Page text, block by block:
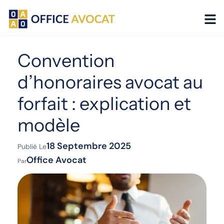
Convention
d’honoraires avocat au
forfait : explication et
modèle
Publié Le18 Septembre 2025
ParOffice Avocat